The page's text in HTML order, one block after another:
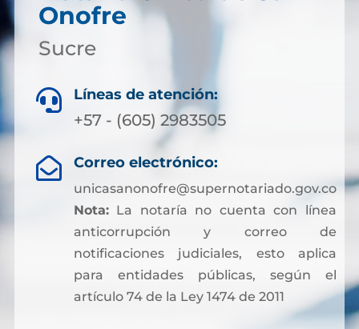
Onofre
Sucre
 Líneas de atención:
+57 - (605) 2983505
 Correo electrónico:
unicasanonofre@supernotariado.gov.co
Nota:La notaría no cuenta con línea
anticorrupción y correo de
notificaciones judiciales, esto aplica
para entidades públicas, según el
artículo 74 de la Ley 1474 de 2011